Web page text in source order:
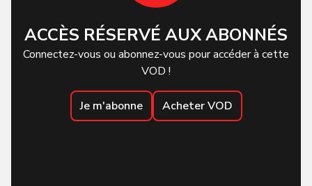
ACCÈS RÉSERVÉ AUX ABONNÉS
Connectez-vous ou abonnez-vous pour accéder à cette
VOD !
Je m'abonne Acheter VOD